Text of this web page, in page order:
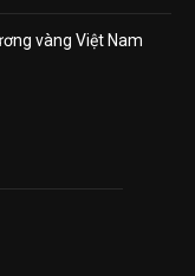
vàng Việt Nam